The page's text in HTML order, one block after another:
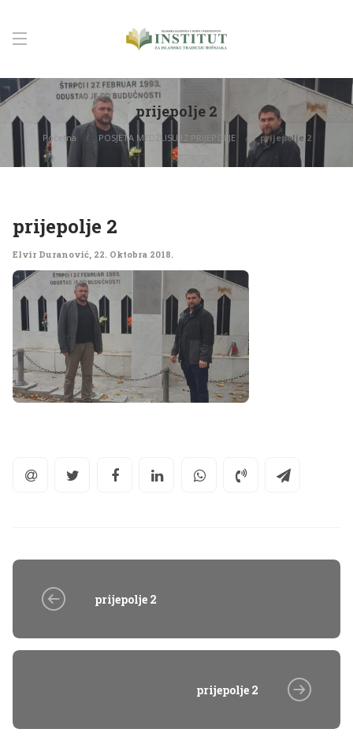
prijepolje 2
Početna POSJETA MEDŽLISU IZ PRIJEPOLJE prijepolje 2
prijepolje 2
Elvir Duranović, 22. Oktobra 2018.
prijepolje 2
prijepolje 2